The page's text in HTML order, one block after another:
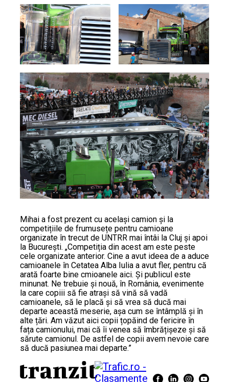
Mihai a fost prezent cu același camion și la
competițiile de frumusețe pentru camioane
organizate în trecut de UNTRR mai întâi la Cluj și apoi
la București. „Competiția din acest am este peste
cele organizate anterior. Cine a avut ideea de a aduce
camioanele în Cetatea Alba Iulia a avut fler, pentru că
arată foarte bine cmioanele aici. Și publicul este
minunat. Ne trebuie și nouă, în România, evenimente
la care copiii să fie atrași să vină să vadă
camioanele, să le placă și să vrea să ducă mai
departe această meserie, așa cum se întâmplă și în
alte țări. Am văzut aici copii țopăind de fericire în
fața camionului, mai că îi venea să îmbrățișeze și să
sărute camionul. De astfel de copii avem nevoie care
să ducă pasiunea mai departe.”